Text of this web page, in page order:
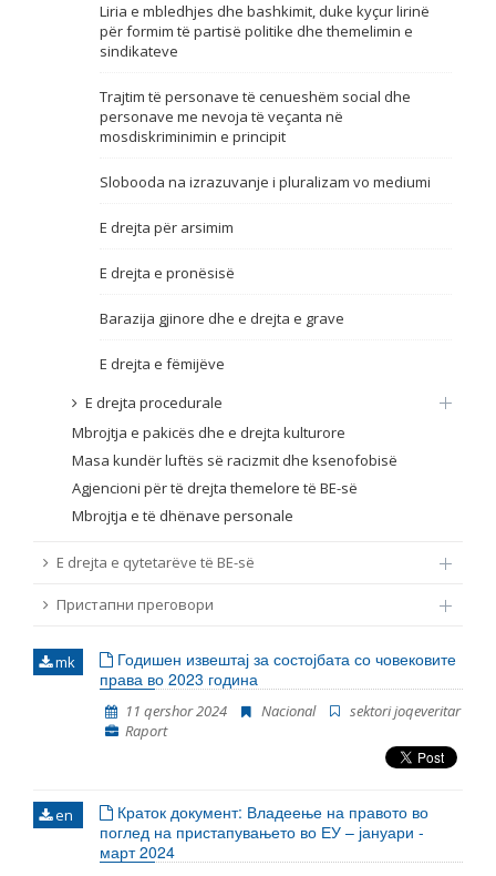
Liria e mbledhjes dhe bashkimit, duke kyçur lirinë
për formim të partisë politike dhe themelimin e
sindikateve
Trajtim të personave të cenueshëm social dhe
personave me nevoja të veçanta në
mosdiskriminimin e principit
Slobooda na izrazuvanje i pluralizam vo mediumi
E drejta për arsimim
E drejta e pronësisë
Barazija gjinore dhe e drejta e grave
E drejta e fëmijëve
E drejta procedurale
Mbrojtja e pakicës dhe e drejta kulturore
Masa kundër luftës së racizmit dhe ksenofobisë
Agjencioni për të drejta themelore të BE-së
Mbrojtja e të dhënave personale
E drejta e qytetarëve të BE-së
Пристапни преговори
mk
Годишен извештај за состојбата со човековите
права во 2023 година
11 qershor 2024 Nacional
sektori joqeveritar
Raport
en
Краток документ: Владеење на правото во
поглед на пристапувањето во ЕУ – јануари -
март 2024